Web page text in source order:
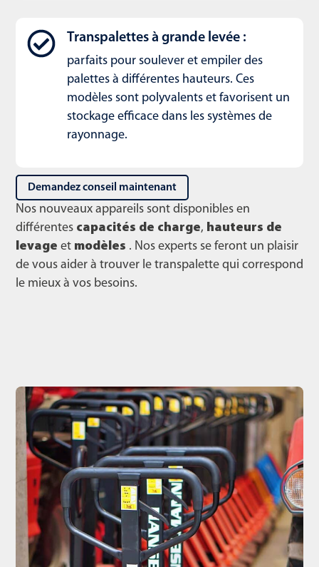
Transpalettes à grande levée :
parfaits pour soulever et empiler des
palettes à différentes hauteurs. Ces
modèles sont polyvalents et favorisent un
stockage efficace dans les systèmes de
rayonnage.
Demandez conseil maintenant
Nos nouveaux appareils sont disponibles en
différentes capacités de charge, hauteurs de
levage et modèles . Nos experts se feront un plaisir
de vous aider à trouver le transpalette qui correspond
le mieux à vos besoins.